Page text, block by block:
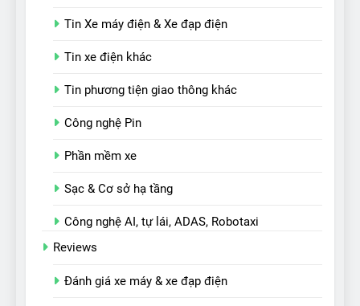
Tin Xe máy điện & Xe đạp điện
Tin xe điện khác
Tin phương tiện giao thông khác
Công nghệ Pin
Phần mềm xe
Sạc & Cơ sở hạ tầng
Công nghệ AI, tự lái, ADAS, Robotaxi
Reviews
Đánh giá xe máy & xe đạp điện